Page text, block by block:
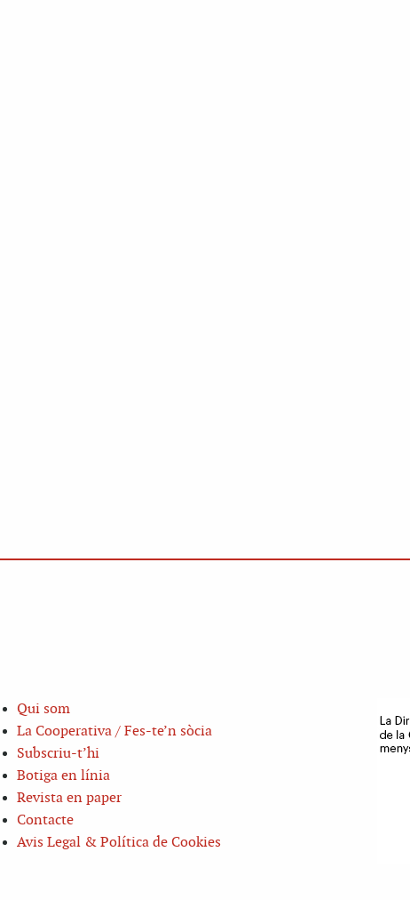
Qui som
La Cooperativa / Fes-te’n sòcia
Subscriu-t’hi
Botiga en línia
Revista en paper
Contacte
Avis Legal & Política de Cookies